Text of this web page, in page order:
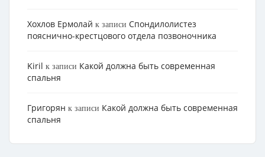
Хохлов Ермолай к записи Cпондилолистез
пояснично-крестцового отдела позвоночника
Kiril к записи Какой должна быть современная
спальня
Григорян к записи Какой должна быть современная
спальня